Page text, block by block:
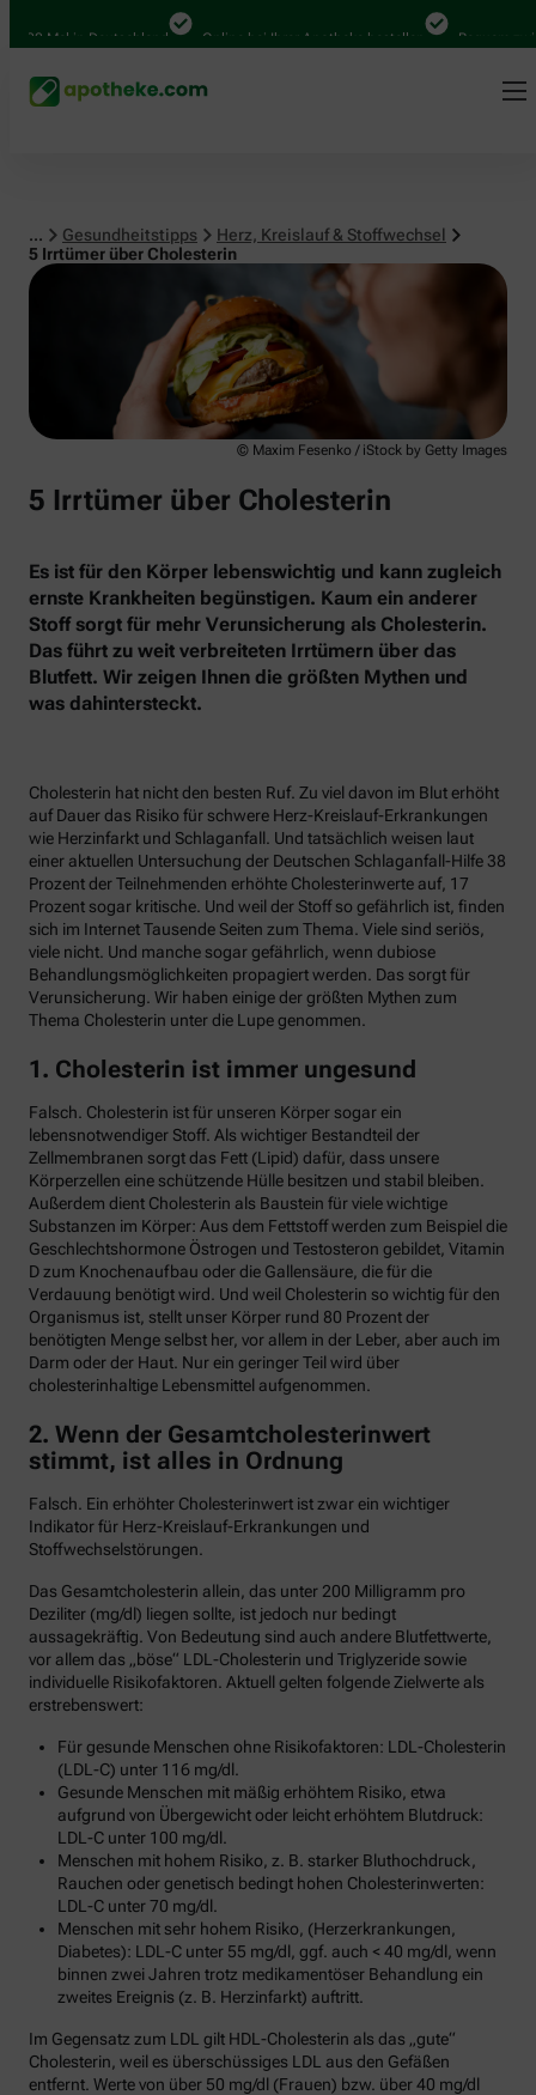
Mal in Deutschland Online bei Ihrer Apotheke bestellen Bequem
... Gesundheitstipps
Herz, Kreislauf & Stoffwechsel
5 Irrtümer über Cholesterin
Herz, Kreislauf & Stoffwechsel
© Maxim Fesenko / iStock by Getty Images
5 Irrtümer über Cholesterin
Es ist für den Körper lebenswichtig und kann zugleich
ernste Krankheiten begünstigen. Kaum ein anderer
Stoff sorgt für mehr Verunsicherung als Cholesterin.
Das führt zu weit verbreiteten Irrtümern über das
Blutfett. Wir zeigen Ihnen die größten Mythen und
was dahintersteckt.
Cholesterin hat nicht den besten Ruf. Zu viel davon im Blut erhöht
auf Dauer das Risiko für schwere Herz-Kreislauf-Erkrankungen
wie Herzinfarkt und Schlaganfall. Und tatsächlich weisen laut
einer aktuellen Untersuchung der Deutschen Schlaganfall-Hilfe 38
Prozent der Teilnehmenden erhöhte Cholesterinwerte auf, 17
Prozent sogar kritische. Und weil der Stoff so gefährlich ist, finden
sich im Internet Tausende Seiten zum Thema. Viele sind seriös,
viele nicht. Und manche sogar gefährlich, wenn dubiose
Behandlungsmöglichkeiten propagiert werden. Das sorgt für
Verunsicherung. Wir haben einige der größten Mythen zum
Thema Cholesterin unter die Lupe genommen.
1. Cholesterin ist immer ungesund
Falsch. Cholesterin ist für unseren Körper sogar ein
lebensnotwendiger Stoff. Als wichtiger Bestandteil der
Zellmembranen sorgt das Fett (Lipid) dafür, dass unsere
Körperzellen eine schützende Hülle besitzen und stabil bleiben.
Außerdem dient Cholesterin als Baustein für viele wichtige
Substanzen im Körper: Aus dem Fettstoff werden zum Beispiel die
Geschlechtshormone Östrogen und Testosteron gebildet, Vitamin
D zum Knochenaufbau oder die Gallensäure, die für die
Verdauung benötigt wird. Und weil Cholesterin so wichtig für den
Organismus ist, stellt unser Körper rund 80 Prozent der
benötigten Menge selbst her, vor allem in der Leber, aber auch im
Darm oder der Haut. Nur ein geringer Teil wird über
cholesterinhaltige Lebensmittel aufgenommen.
2. Wenn der Gesamtcholesterinwert
stimmt, ist alles in Ordnung
Falsch. Ein erhöhter Cholesterinwert ist zwar ein wichtiger
Indikator für Herz-Kreislauf-Erkrankungen und
Stoffwechselstörungen.
Das Gesamtcholesterin allein, das unter 200 Milligramm pro
Deziliter (mg/dl) liegen sollte, ist jedoch nur bedingt
aussagekräftig. Von Bedeutung sind auch andere Blutfettwerte,
vor allem das „böse“ LDL-Cholesterin und Triglyzeride sowie
individuelle Risikofaktoren. Aktuell gelten folgende Zielwerte als
erstrebenswert:
Für gesunde Menschen ohne Risikofaktoren: LDL-Cholesterin
(LDL-C) unter 116 mg/dl.
Gesunde Menschen mit mäßig erhöhtem Risiko, etwa
aufgrund von Übergewicht oder leicht erhöhtem Blutdruck:
LDL-C unter 100 mg/dl.
Menschen mit hohem Risiko, z. B. starker Bluthochdruck,
Rauchen oder genetisch bedingt hohen Cholesterinwerten:
LDL-C unter 70 mg/dl.
Menschen mit sehr hohem Risiko, (Herzerkrankungen,
Diabetes): LDL-C unter 55 mg/dl, ggf. auch < 40 mg/dl, wenn
binnen zwei Jahren trotz medikamentöser Behandlung ein
zweites Ereignis (z. B. Herzinfarkt) auftritt.
Im Gegensatz zum LDL gilt HDL-Cholesterin als das „gute“
Cholesterin, weil es überschüssiges LDL aus den Gefäßen
entfernt. Werte von über 50 mg/dl (Frauen) bzw. über 40 mg/dl